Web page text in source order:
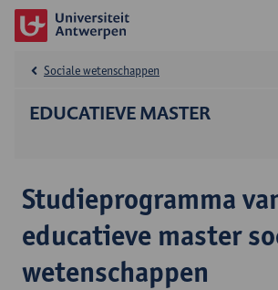
EDUCATIEVE MASTER
Sociale wetenschappen
Studieprogramma
educatieve master
wetenschappen